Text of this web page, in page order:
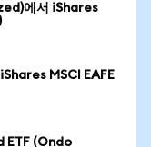
에서 iShares
MSCI EAFE
ETF (Ondo